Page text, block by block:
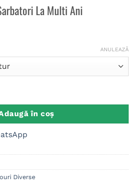
La Multi Ani
ANULEAZĂ
în coș
Diverse